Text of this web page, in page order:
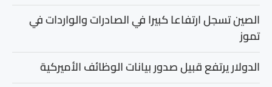
الصين تسجل ارتفاعا كبيرا في الصادرات والواردات في
تموز
الدولار يرتفع قبيل صدور بيانات الوظائف الأميركية